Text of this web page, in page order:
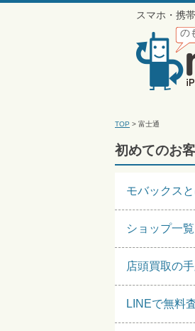
スマホ・携
らモバックス♪〜 携帯買うのもモバック
TOP > 富士通
初めてのお
モバックスと
ショップ一覧
店頭買取の
LINEで無料